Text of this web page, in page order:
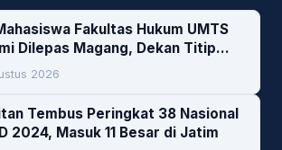
Fakultas Hukum UMTS
Dilepas Magang, Dekan Titip
Pesan Penting
2026
Tembus Peringkat 38 Nasional
2024, Masuk 11 Besar di Jatim